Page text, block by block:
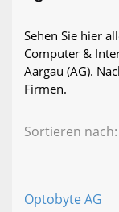
Sehen Sie hier
Computer &
Aargau (AG).
Firmen.
Sortieren nach:
Optobyte AG